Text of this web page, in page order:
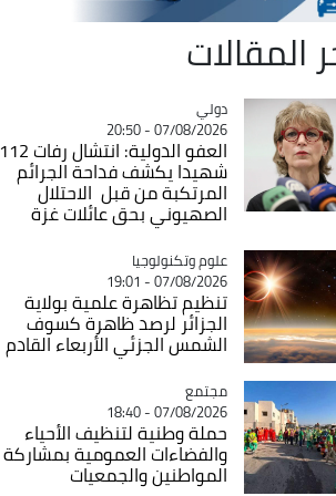
المقالات
Catégorie
دولي
07/08/2026 - 20:50
العفو الدولية: انتشال رفات 112
شهيدا يكشف فداحة الجرائم
المرتكبة من قبل الاحتلال
الصهيوني بحق عائلات غزة
Catégorie
علوم وتكنولوجيا
07/08/2026 - 19:01
تنظيم تظاهرة علمية بولاية
الجزائر لرصد ظاهرة كسوف
الشمس الجزئي الأربعاء القادم
Catégorie
مجتمع
07/08/2026 - 18:40
حملة وطنية لتنظيف الأحياء
والفضاءات العمومية بمشاركة
المواطنين والجمعيات